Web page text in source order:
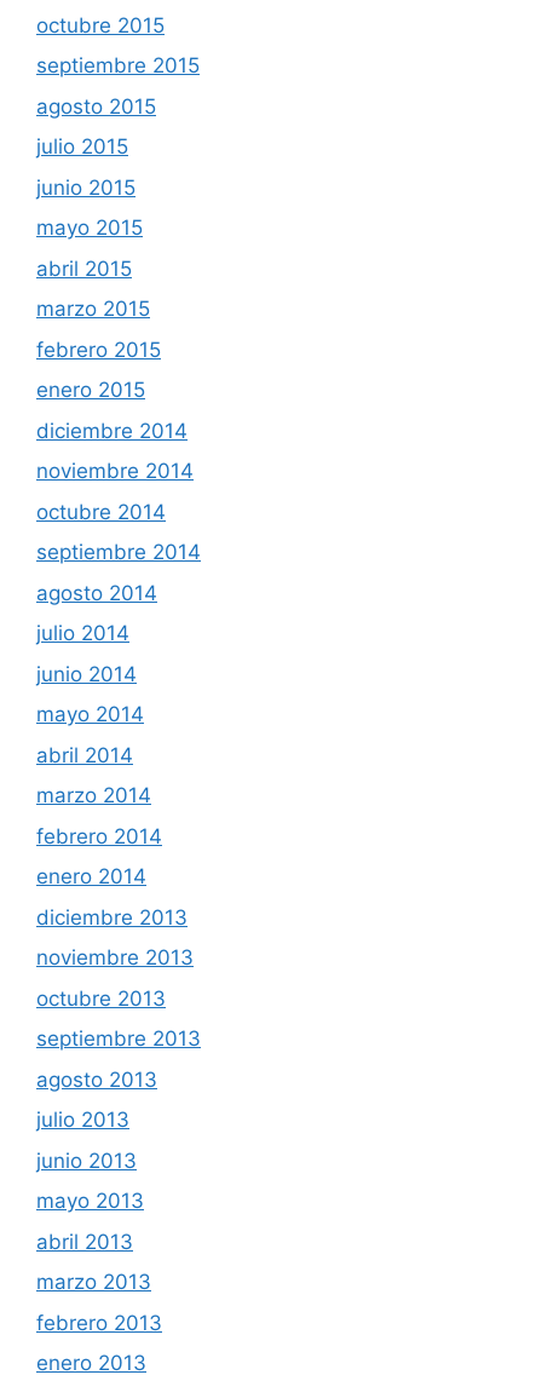
octubre 2015
septiembre 2015
agosto 2015
julio 2015
junio 2015
mayo 2015
abril 2015
marzo 2015
febrero 2015
enero 2015
diciembre 2014
noviembre 2014
octubre 2014
septiembre 2014
agosto 2014
julio 2014
junio 2014
mayo 2014
abril 2014
marzo 2014
febrero 2014
enero 2014
diciembre 2013
noviembre 2013
octubre 2013
septiembre 2013
agosto 2013
julio 2013
junio 2013
mayo 2013
abril 2013
marzo 2013
febrero 2013
enero 2013